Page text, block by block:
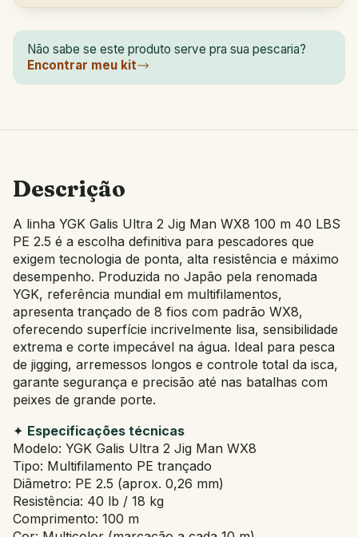
Não sabe se este produto serve pra sua pescaria?
Encontrar meu kit
Descrição
A linha YGK Galis Ultra 2 Jig Man WX8 100 m 40 LBS
PE 2.5 é a escolha definitiva para pescadores que
exigem tecnologia de ponta, alta resistência e máximo
desempenho. Produzida no Japão pela renomada
YGK, referência mundial em multifilamentos,
apresenta trançado de 8 fios com padrão WX8,
oferecendo superfície incrivelmente lisa, sensibilidade
extrema e corte impecável na água. Ideal para pesca
de jigging, arremessos longos e controle total da isca,
garante segurança e precisão até nas batalhas com
peixes de grande porte.
✦ Especificações técnicas
Modelo: YGK Galis Ultra 2 Jig Man WX8
Tipo: Multifilamento PE trançado
Diâmetro: PE 2.5 (aprox. 0,26 mm)
Resistência: 40 lb / 18 kg
Comprimento: 100 m